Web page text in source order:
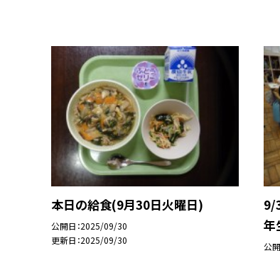
本日の給食(9月30日火曜日)
公開日 2025/09/30
更新日 2025/09/30
9/
年
公